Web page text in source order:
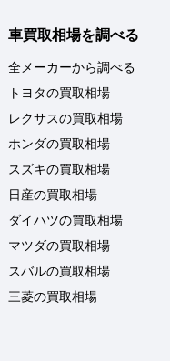
車買取相場を調べる
全メーカーから調べる
トヨタの買取相場
レクサスの買取相場
ホンダの買取相場
スズキの買取相場
日産の買取相場
ダイハツの買取相場
マツダの買取相場
スバルの買取相場
三菱の買取相場